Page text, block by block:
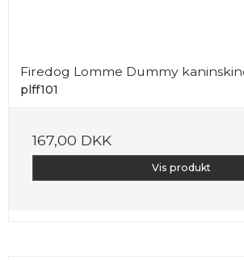
Firedog Lomme Dummy
plff101
167,00 DKK
Vis produkt